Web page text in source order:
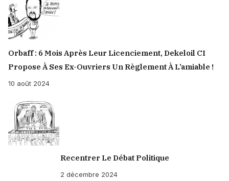
Orbaff : 6 Mois Après Leur Licenciement, Dekeloil CI
Propose À Ses Ex-Ouvriers Un Règlement À L’amiable !
10 août 2024
Recentrer Le Débat Politique
2 décembre 2024